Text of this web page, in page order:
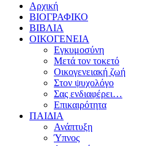
Αρχική
ΒΙΟΓΡΑΦΙΚΟ
ΒΙΒΛΙΑ
ΟΙΚΟΓΕΝΕΙΑ
Εγκυμοσύνη
Μετά τον τοκετό
Οικογενειακή ζωή
Στον ψυχολόγο
Σας ενδιαφέρει…
Επικαιρότητα
ΠΑΙΔΙΑ
Ανάπτυξη
Ύπνος